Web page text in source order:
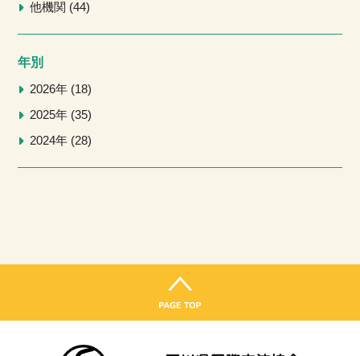
他機関
44
年別
2026年
18
2025年 35
2024年
28